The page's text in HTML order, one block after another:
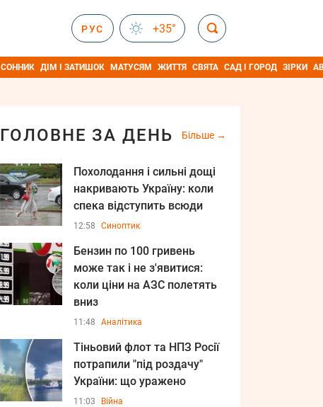
РУС +35°
СОННИК ДІМ І ЗАТИШОК МАТУСЯМ ЖИТТЯ СВЯТА САД І ГОРОД ЗІРКИ
ГОЛОВНЕ ЗА ДЕНЬ Більше
Похолодання і сильні дощі
накривають Україну: коли
спека відступить всюди
12:58 Синоптик
Бензин по 100 гривень
може так і не з'явитися:
коли ціни на АЗС полетять
вниз
11:48 Аналітика
Тіньовий флот та НПЗ Росії
потрапили "під роздачу"
України: що уражено
11:03 Війна